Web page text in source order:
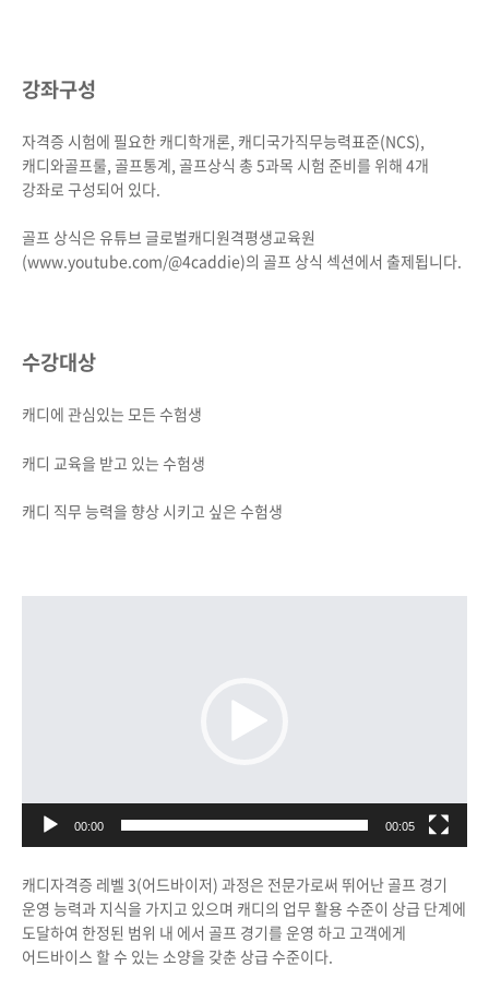
강좌구성
자격증 시험에 필요한 캐디학개론, 캐디국가직무능력표준(NCS),
캐디와골프룰, 골프통계, 골프상식 총 5과목 시험 준비를 위해 4개
강좌로 구성되어 있다.
골프 상식은 유튜브 글로벌캐디원격평생교육원
(www.youtube.com/@4caddie)의 골프 상식 섹션에서 출제됩니다.
수강대상
캐디에 관심있는 모든 수험생
캐디 교육을 받고 있는 수험생
캐디 직무 능력을 향상 시키고 싶은 수험생
00:00 00:05
캐디자격증 레벨 3(어드바이저) 과정은 전문가로써 뛰어난 골프 경기
운영 능력과 지식을 가지고 있으며 캐디의 업무 활용 수준이 상급 단계에
도달하여 한정된 범위 내 에서 골프 경기를 운영 하고 고객에게
어드바이스 할 수 있는 소양을 갖춘 상급 수준이다.